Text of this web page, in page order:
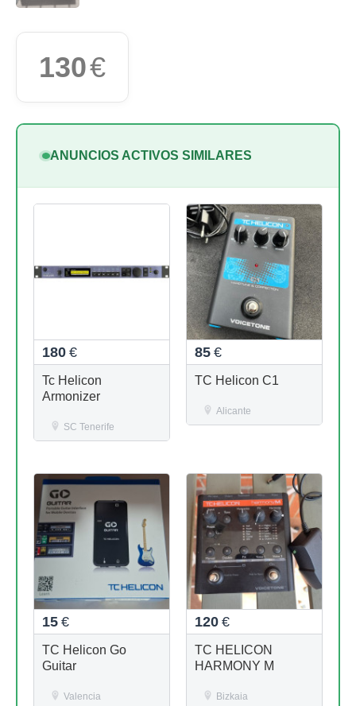
130€
ANUNCIOS ACTIVOS SIMILARES
180 €
Tc Helicon
Armonizer
SC Tenerife
85 €
TC Helicon C1
Alicante
15 €
TC Helicon Go
Guitar
Valencia
120 €
TC HELICON
HARMONY M
Bizkaia